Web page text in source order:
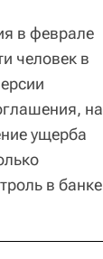
в феврале
человек в
на
ущерба
в банке